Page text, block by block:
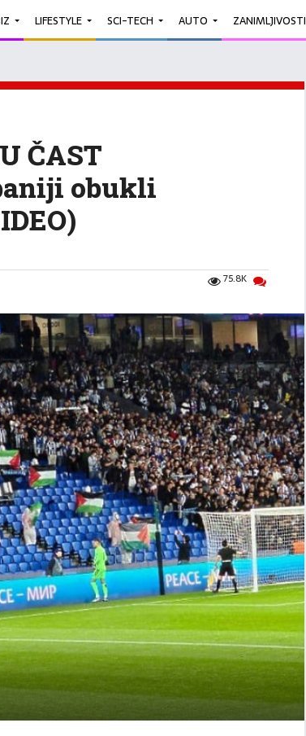
LIFESTYLE SCI-TECH AUTO ZANIMLJIVOSTI
ČAST
obukli
75.8K